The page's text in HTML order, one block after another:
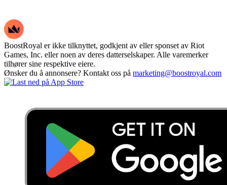
BoostRoyal er ikke tilknyttet, godkjent av eller sponset av Riot
Games, Inc. eller noen av deres datterselskaper. Alle varemerker
tilhører sine respektive eiere.
Ønsker du å annonsere? Kontakt oss på marketing@boostroyal.com